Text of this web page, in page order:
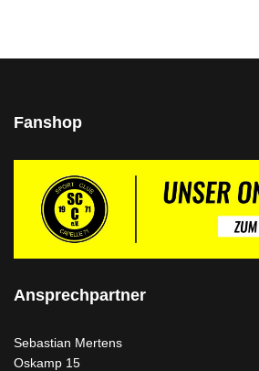
Fanshop
Ansprechpartner
Sebastian Mertens
Oskamp 15